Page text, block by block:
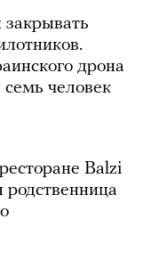
дрона
человек
Balzi
родственница